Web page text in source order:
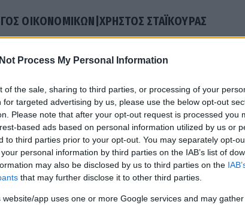
Process My Personal Information
of the sale, sharing to third parties, or processing of your
for targeted advertising by us, please use the below opt-out
Please note that after your opt-out request is processed you
based ads based on personal information utilized by us or
to third parties prior to your opt-out. You may separately opt-
personal information by third parties on the IAB’s list of
may also be disclosed by us to third parties on the
that may further disclose it to other third parties.
website/app uses one or more Google services and may
ΟΙΚΟΝΟΜΙΚΏΝ|ΧΡΉΣΤΟΣ ΣΤΑΪΚΟΎΡΑΣ